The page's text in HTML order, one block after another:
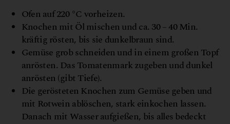
Ofen auf 220 °C vorheizen.
Knochen mit Öl mischen und ca. 30 – 40 Min.
kräftig rösten, bis sie dunkelbraun sind.
Gemüse grob schneiden und in einem großen Topf
anrösten. Das Tomatenmark zugeben und dunkel
anrösten (gibt Tiefe).
Die gerösteten Knochen zum Gemüse geben und
mit Rotwein ablöschen, stark einkochen lassen.
Danach mit Wasser aufgießen, bis alles bedeckt